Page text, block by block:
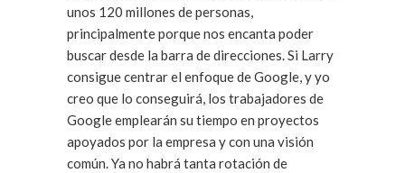
unos 120 millones de personas,
principalmente porque nos encanta poder
buscar desde la barra de direcciones. Si Larry
consigue centrar el enfoque de Google, y yo
creo que lo conseguirá, los trabajadores de
Google emplearán su tiempo en proyectos
apoyados por la empresa y con una visión
común. Ya no habrá tanta rotación de